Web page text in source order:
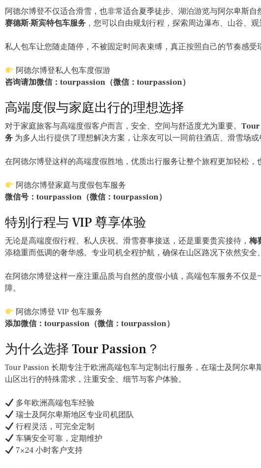
阿德尔博登不仅适合滑雪，也非常适合夏季徒步、湖泊游览与阿尔卑斯自
赛德斯·斯宾特包车服务 ，您可以自由规划行程，探索周边瀑布、山谷、观
私人包车让您随走随停，不被固定时间表束缚，真正按照自己的节奏感受
阿德尔博登私人包车度假游
咨询请加微信：tourpassion（微信：tourpassion）
高端度假与家庭出行的理想选择
对于家庭旅客与高端度假客户而言，安全、空间与舒适度尤为重要。 Tour
务 为多人出行提供了理想解决方案，让亲友可以一同前往酒店、滑雪场或
在阿德尔博登这样的高端度假胜地，优质出行服务让整个旅程更加轻松，
阿德尔博登家庭与度假包车服务
微信号：tourpassion（微信：tourpassion）
特别行程与 VIP 尊享体验
无论是高端度假行程、私人庆祝、滑雪赛事接送，还是重要贵宾接待， 梅
添稳重而低调的奢华感。专业司机全程护航，确保在山区路况下依然安全
在阿德尔博登这样一座注重品质与自然的度假小镇，高端包车服务不仅是
障。
阿德尔博登 VIP 包车服务
添加微信：tourpassion（微信：tourpassion）
为什么选择 Tour Passion？
Tour Passion 长期专注于欧洲高端包车与定制出行服务，在瑞士及阿尔卑
山区出行的特殊需求，注重安全、细节与客户体验。
多年欧洲高端包车经验
瑞士及阿尔卑斯地区专业司机团队
行程灵活，可完全定制
车辆安全可靠，定期维护
7×24 小时客户支持